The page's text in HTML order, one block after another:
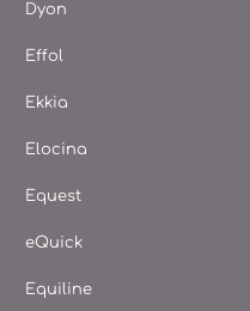
Dyon
Effol
Ekkia
Elocina
Equest
eQuick
Equiline